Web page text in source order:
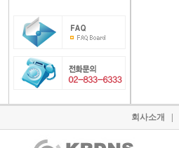
회사소개